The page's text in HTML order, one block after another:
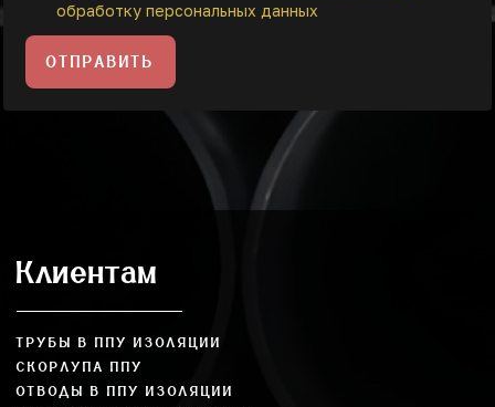
обработку персональных данных
ОТПРАВИТЬ
Клиентам
ТРУБЫ В ППУ ИЗОЛЯЦИИ
СКОРЛУПА ППУ
ОТВОДЫ В ППУ ИЗОЛЯЦИИ